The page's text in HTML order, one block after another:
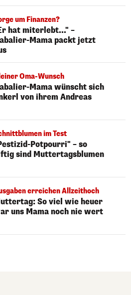
um Finanzen?
hat miterlebt..." –
Mama packt jetzt
Oma-Wunsch
Mama wünscht sich
von ihrem Andreas
im Test
Potpourri" – so
sind Muttertagsblumen
erreichen Allzeithoch
So viel wie heuer
uns Mama noch nie wert